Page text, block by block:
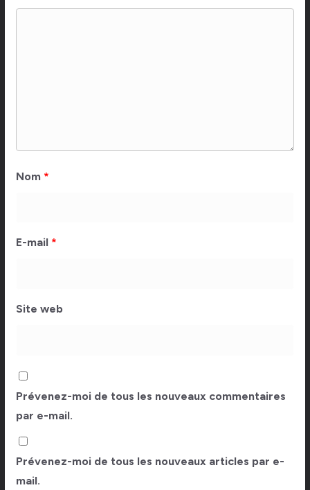
Nom *
E-mail *
Site web
Prévenez-moi de tous les nouveaux commentaires
par e-mail.
Prévenez-moi de tous les nouveaux articles par e-
mail.